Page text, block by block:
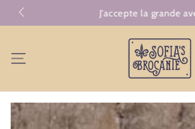
GA NAAR
CONTENT
J'accepte la grande
GA NAAR
PRODUCTINFORMATIE